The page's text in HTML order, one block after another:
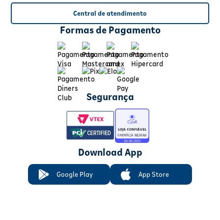
Central de atendimento
Formas de Pagamento
Segurança
Download App
Google Play App Store